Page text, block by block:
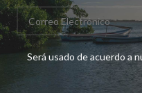
Será usado de acuerdo a